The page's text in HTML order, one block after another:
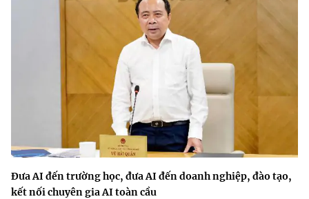
Đưa AI đến trường học, đưa AI đến doanh nghiệp, đào tạo,
kết nối chuyên gia AI toàn cầu